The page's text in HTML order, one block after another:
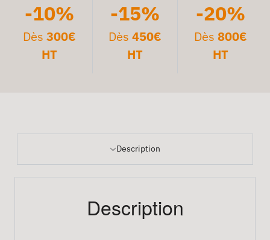
-10%
Dès300€
HT
-15%
Dès 450€
HT
-20%
Dès 800€
HT
Description
Description